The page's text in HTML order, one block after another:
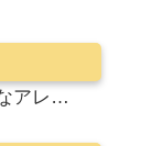
アレ…